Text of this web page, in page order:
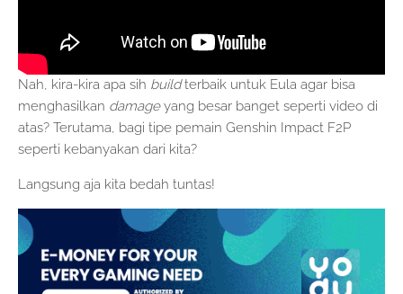
Nah, kira-kira apa sih buildterbaik untuk Eula agar bisa
menghasilkan damageyang besar banget seperti video di
atas? Terutama, bagi tipe pemain Genshin Impact F2P
seperti kebanyakan dari kita?
Langsung aja kita bedah tuntas!